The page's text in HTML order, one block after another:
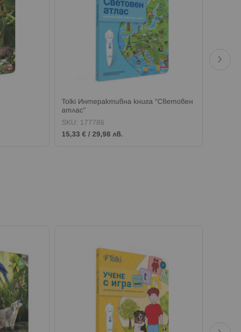
Tolki Интерактивна книга "Световен
атлас"
SKU: 177786
15,33 € / 29,98 лв.